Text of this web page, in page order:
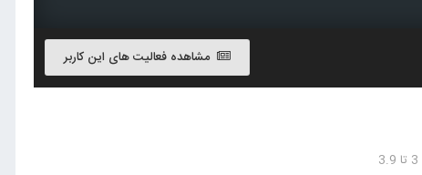
مشاهده فعالیت های این کاربر